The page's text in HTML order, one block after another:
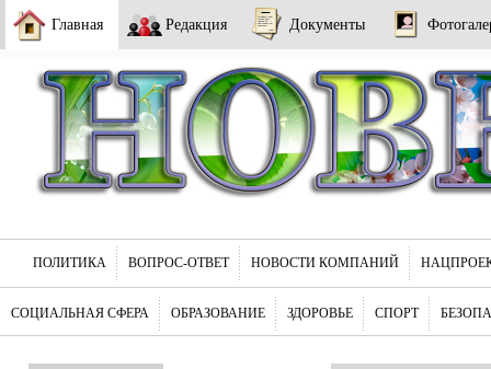
Главная Редакция Документы
ПОЛИТИКА ВОПРОС-ОТВЕТ НОВОСТИ КОМПАНИЙ
СОЦИАЛЬНАЯ СФЕРА ОБРАЗОВАНИЕ ЗДОРОВЬЕ СПОРТ